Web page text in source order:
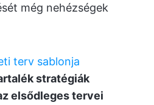
még nehézségek
terv sablonja
stratégiák
elsődleges tervei